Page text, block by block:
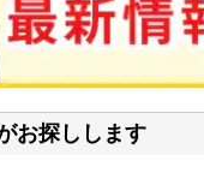
お探しします